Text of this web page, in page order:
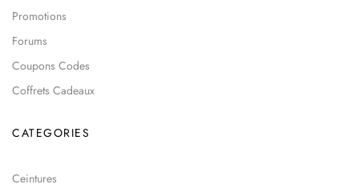
Promotions
Forums
Coupons Codes
Coffrets Cadeaux
CATEGORIES
Ceintures